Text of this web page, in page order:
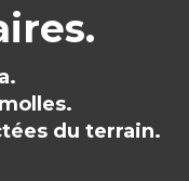
du terrain.